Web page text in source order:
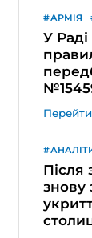
АРМІЯ
У
Перейти
Після
знову